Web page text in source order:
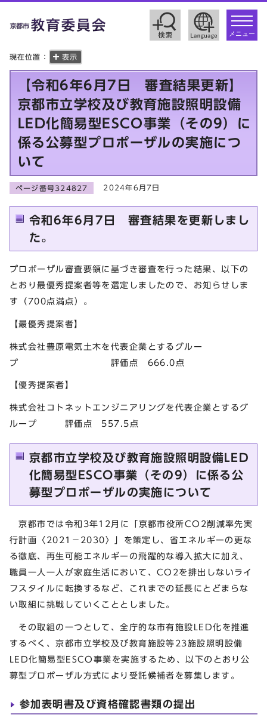
toggle
メニュー
現在位置： 表示
【令和6年6月7日 審査結果更新】
京都市立学校及び教育施設照明設備
LED化簡易型ESCO事業（その9）に
係る公募型プロポーザルの実施につ
いて
ページ番号324827 2024年6月7日
令和6年6月7日 審査結果を更新しまし
た。
プロポーザル審査要領に基づき審査を行った結果、以下の
とおり最優秀提案者等を選定しましたので、お知らせしま
す（700点満点）。
【最優秀提案者】
株式会社豊原電気土木を代表企業とするグルー
プ 評価点 666.0点
【優秀提案者】
株式会社コトネットエンジニアリングを代表企業とするグ
ループ 評価点 557.5点
京都市立学校及び教育施設照明設備LED
化簡易型ESCO事業（その9）に係る公
募型プロポーザルの実施について
京都市では令和3年12月に「京都市役所CO2削減率先実
行計画〈2021－2030〉」を策定し、省エネルギーの更な
る徹底、再生可能エネルギーの飛躍的な導入拡大に加え、
職員一人一人が家庭生活において、CO2を排出しないライ
フスタイルに転換するなど、これまでの延長にとどまらな
い取組に挑戦していくこととしました。
その取組の一つとして、全庁的な市有施設LED化を推進
するべく、京都市立学校及び教育施設等23施設照明設備
LED化簡易型ESCO事業を実施するため、以下のとおり公
募型プロポーザル方式により受託候補者を募集します。
参加表明書及び資格確認書類の提出